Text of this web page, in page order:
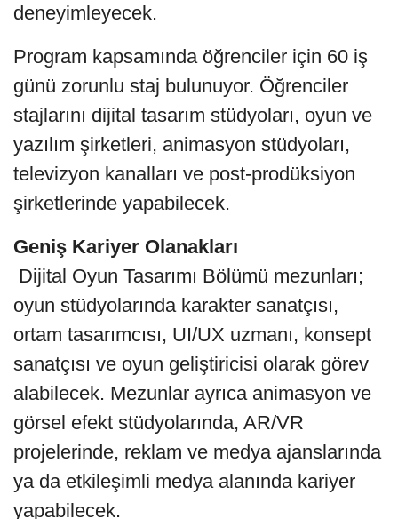
deneyimleyecek.
Program kapsamında öğrenciler için 60 iş
günü zorunlu staj bulunuyor. Öğrenciler
stajlarını dijital tasarım stüdyoları, oyun ve
yazılım şirketleri, animasyon stüdyoları,
televizyon kanalları ve post-prodüksiyon
şirketlerinde yapabilecek.
Geniş Kariyer Olanakları
Dijital Oyun Tasarımı Bölümü mezunları;
oyun stüdyolarında karakter sanatçısı,
ortam tasarımcısı, UI/UX uzmanı, konsept
sanatçısı ve oyun geliştiricisi olarak görev
alabilecek. Mezunlar ayrıca animasyon ve
görsel efekt stüdyolarında, AR/VR
projelerinde, reklam ve medya ajanslarında
ya da etkileşimli medya alanında kariyer
yapabilecek.